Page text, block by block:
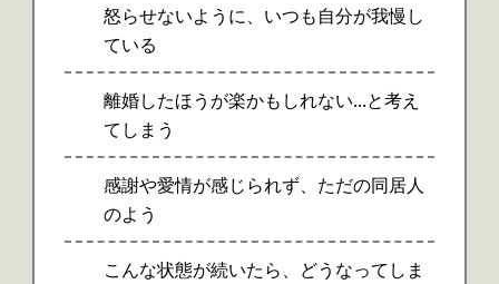
怒らせないように、いつも自分が我慢し
ている
離婚したほうが楽かもしれない…と考え
てしまう
感謝や愛情が感じられず、ただの同居人
のよう
こんな状態が続いたら、どうなってしま